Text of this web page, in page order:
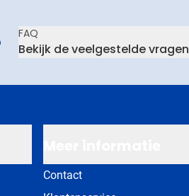
FAQ
Bekijk de veelgestelde vragen
Contact